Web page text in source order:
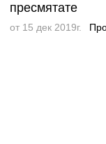
пресмятате
от 15 дек 2019г.